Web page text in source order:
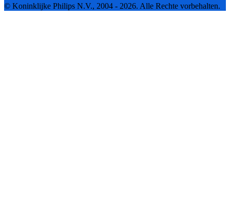
© Koninklijke Philips N.V., 2004 - 2026. Alle Rechte vorbehalten.